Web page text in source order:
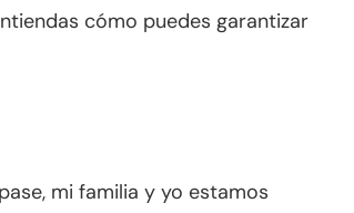
cómo puedes garantizar
mi familia y yo estamos